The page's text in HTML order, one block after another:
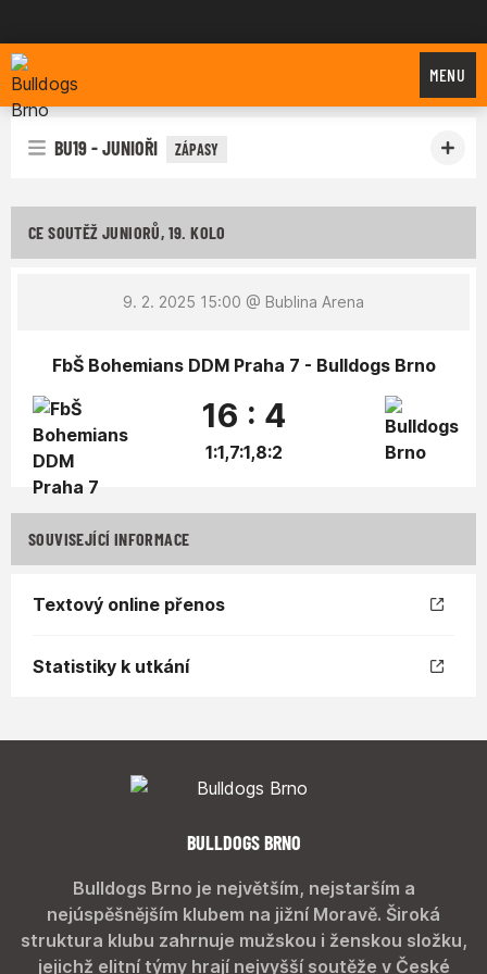
Bulldogs Brno
MENU
BU19 - JUNIOŘI ZÁPASY
CE SOUTĚŽ JUNIORŮ, 19. KOLO
9. 2. 2025 15:00 @ Bublina Arena
FbŠ Bohemians DDM Praha 7 - Bulldogs Brno
16 : 4
1:1,7:1,8:2
SOUVISEJÍCÍ INFORMACE
Textový online přenos
Statistiky k utkání
BULLDOGS BRNO
Bulldogs Brno je největším, nejstarším a
nejúspěšnějším klubem na jižní Moravě. Široká
struktura klubu zahrnuje mužskou i ženskou složku,
jejichž elitní týmy hrají nejvyšší soutěže v České